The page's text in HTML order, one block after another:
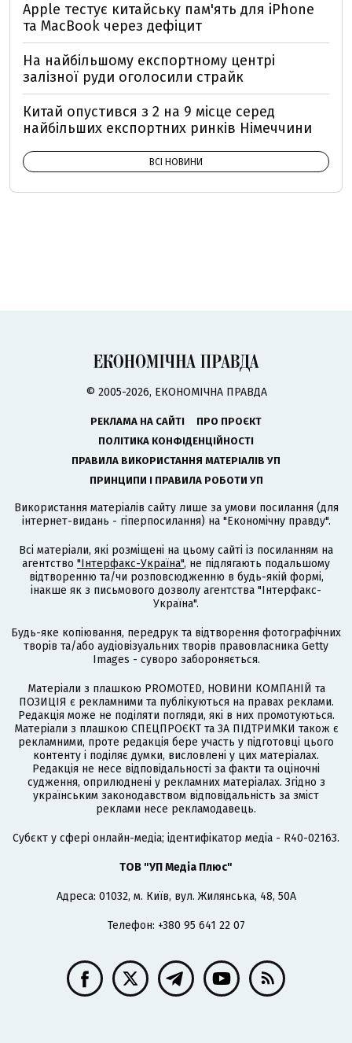
Apple тестує китайську пам'ять для iPhone
та MacBook через дефіцит
На найбільшому експортному центрі
залізної руди оголосили страйк
Китай опустився з 2 на 9 місце серед
найбільших експортних ринків Німеччини
ВСІ НОВИНИ
© 2005-2026, ЕКОНОМІЧНА ПРАВДА
РЕКЛАМА НА САЙТІ
ПРО ПРОЄКТ
ПОЛІТИКА КОНФІДЕНЦІЙНОСТІ
ПРАВИЛА ВИКОРИСТАННЯ МАТЕРІАЛІВ УП
ПРИНЦИПИ І ПРАВИЛА РОБОТИ УП
Використання матеріалів сайту лише за умови посилання (для
інтернет-видань - гіперпосилання) на "Економічну правду".
Всі матеріали, які розміщені на цьому сайті із посиланням на
агентство "Інтерфакс-Україна", не підлягають подальшому
відтворенню та/чи розповсюдженню в будь-якій формі,
інакше як з письмового дозволу агентства "Інтерфакс-
Україна".
Будь-яке копіювання, передрук та відтворення фотографічних
творів та/або аудіовізуальних творів правовласника Getty
Images - суворо забороняється.
Матеріали з плашкою PROMOTED, НОВИНИ КОМПАНІЙ та
ПОЗИЦІЯ є рекламними та публікуються на правах реклами.
Редакція може не поділяти погляди, які в них промотуються.
Матеріали з плашкою СПЕЦПРОЄКТ та ЗА ПІДТРИМКИ також є
рекламними, проте редакція бере участь у підготовці цього
контенту і поділяє думки, висловлені у цих матеріалах.
Редакція не несе відповідальності за факти та оціночні
судження, оприлюднені у рекламних матеріалах. Згідно з
українським законодавством відповідальність за зміст
реклами несе рекламодавець.
Cубєкт у сфері онлайн-медіа; ідентифікатор медіа - R40-02163.
ТОВ "УП Медіа Плюс"
Адреса: 01032, м. Київ, вул. Жилянська, 48, 50А
Телефон: +380 95 641 22 07